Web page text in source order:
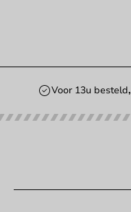
Voor 13u besteld